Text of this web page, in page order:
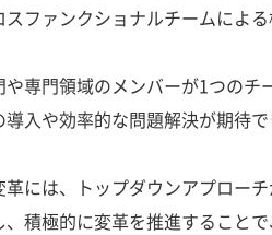
ファンクショナルチームによ
専門領域のメンバーが1つのチ
入や効率的な問題解決が期待で
には、トップダウンアプロー
積極的に変革を推進すること